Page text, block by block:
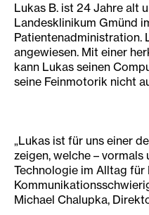
Lukas B. ist 24 Jahre alt
Landesklinikum Gmünd
Patientenadministration.
angewiesen. Mit einer
kann Lukas seinen
seine Feinmotorik nicht
„Lukas ist für uns einer
zeigen, welche –
Technologie im Alltag für
Michael Chalupka,